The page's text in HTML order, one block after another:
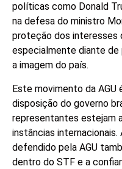
políticas como Donald
na defesa do ministro
proteção dos interesses
especialmente diante
a imagem do país.
Este movimento da
disposição do governo
representantes estejam
instâncias
defendido pela AGU
dentro do STF e a